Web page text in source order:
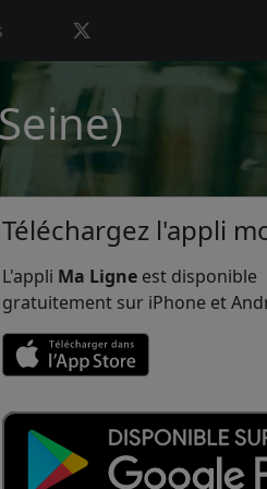
Téléchargez l'appli
L'appli Ma Ligne est disponible
gratuitement sur iPhone et